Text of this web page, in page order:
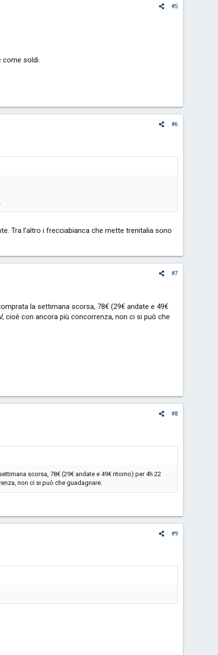
#5
come soldi.
#6
Tra l'altro i frecciabianca che mette trenitalia sono
#7
la settimana scorsa, 78€ (29€ andate e 49€
cioè con ancora più concorrenza, non ci si può che
#8
scorsa, 78€ (29€ andate e 49€ ritorno) per 4h 22
non ci si può che guadagnare.
#9